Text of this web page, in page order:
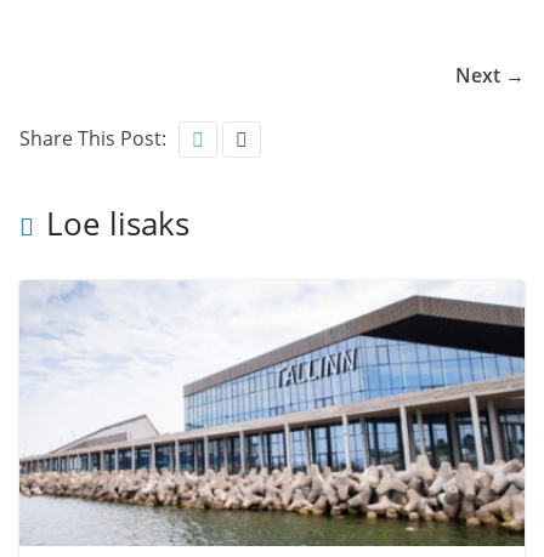
Next →
Share This Post:
Loe lisaks